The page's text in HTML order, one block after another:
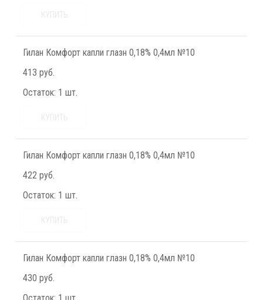
Гилан Комфорт капли глазн 0,18% 0,4мл №10
413 руб.
Остаток: 1 шт.
Гилан Комфорт капли глазн 0,18% 0,4мл №10
422 руб.
Остаток: 1 шт.
Гилан Комфорт капли глазн 0,18% 0,4мл №10
430 руб.